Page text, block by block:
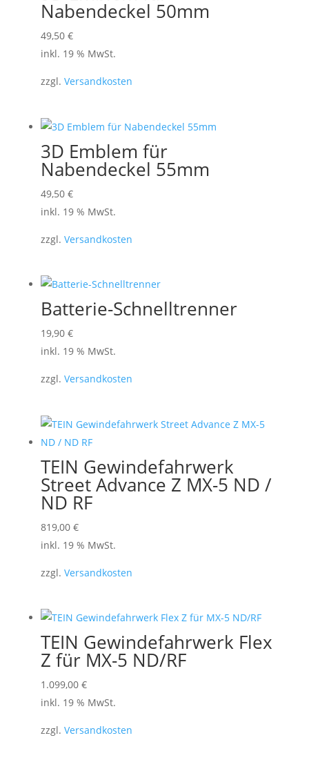
Nabendeckel 50mm
49,50 €
inkl. 19 % MwSt.
zzgl. Versandkosten
3D Emblem für
Nabendeckel 55mm
49,50 €
inkl. 19 % MwSt.
zzgl. Versandkosten
Batterie-Schnelltrenner
19,90 €
inkl. 19 % MwSt.
zzgl. Versandkosten
TEIN Gewindefahrwerk
Street Advance Z MX-5 ND /
ND RF
819,00 €
inkl. 19 % MwSt.
zzgl. Versandkosten
TEIN Gewindefahrwerk Flex
Z für MX-5 ND/RF
1.099,00 €
inkl. 19 % MwSt.
zzgl. Versandkosten